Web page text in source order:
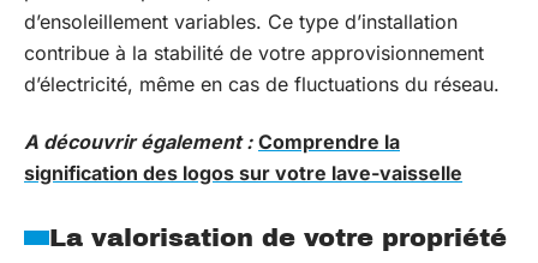
d’ensoleillement variables. Ce type d’installation
contribue à la stabilité de votre approvisionnement
d’électricité, même en cas de fluctuations du réseau.
A découvrir également : Comprendre la
signification des logos sur votre lave-vaisselle
La valorisation de votre propriété